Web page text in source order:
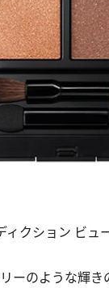
クション ビュ
のような輝き